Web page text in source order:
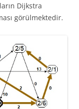
Dijkstra
görülmektedir.